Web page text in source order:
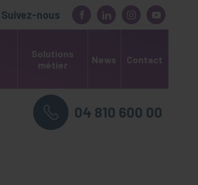
Solutions
métier
News Contact
04 810 600 00
Suivez-nous